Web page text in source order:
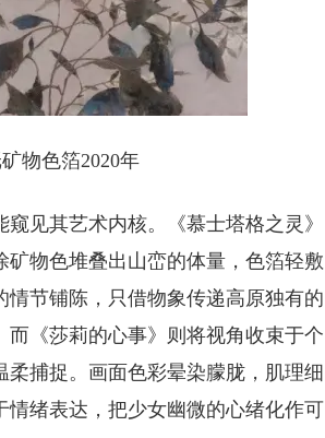
物色箔2020年
见其艺术内核。《慕士塔格之灵》
物色堆叠出山峦的体量，色箔轻敷
节铺陈，只借物象传递高原独有的
《莎莉的心事》则将视角收束于个
捕捉。画面色彩晕染朦胧，肌理细
绪表达，把少女幽微的心绪化作可